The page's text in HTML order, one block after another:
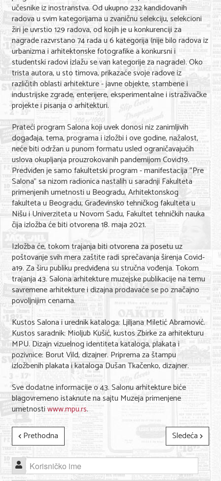
učesnike iz inostranstva. Od ukupno 232 kandidovanih
radova u svim kategorijama u zvaničnu selekciju, selekcioni
žiri je uvrstio 129 radova, od kojih je u konkurenciji za
nagrade razvrstano 74 rada u 6 kategorija (nije bilo radova iz
urbanizma i arhitektonske fotografike a konkursni i
studentski radovi izlažu se van kategorije za nagrade). Oko
trista autora, u sto timova, prikazaće svoje radove iz
različitih oblasti arhitekture - javne objekte, stambene i
industrijske zgrade, enterijere, eksperimentalne i istraživačke
projekte i pisanja o arhitekturi.
Prateći program Salona koji uvek donosi niz zanimljivih
događaja, tema, programa i izložbi i ove godine, nažalost,
neće biti održan u punom formatu usled ograničavajućih
uslova okupljanja prouzrokovanih pandemijom Covid19.
Predviđen je samo fakultetski program - manifestacija “Pre
Salona” sa nizom radionica nastalih u saradnji Fakulteta
primenjenih umetnosti u Beogradu, Arhitektonskog
fakulteta u Beogradu, Građevinsko tehničkog fakulteta u
Nišu i Univerziteta u Novom Sadu, Fakultet tehničkih nauka
čija izložba će biti otvorena 18. maja 2021.
Izložba će, tokom trajanja biti otvorena za posetu uz
poštovanje svih mera zaštite radi sprečavanja širenja Covid-
a19. Za širu publiku predviđena su stručna vođenja. Tokom
trajanja 43. Salona arhitekture muzejske publikacije na temu
savremene arhitekture i dizajna prodavaće se po značajno
povoljnijim cenama.
Kustos Salona i urednik kataloga: Ljiljana Miletić Abramović.
Kustos saradnik: Mioljub Kušić, kustos Zbirke za arhitekturu
MPU. Dizajn vizuelnog identiteta kataloga, plakata i
pozivnice: Borut Vild, dizajner. Priprema za štampu
izložbenih plakata i kataloga Dušan Tkačenko, dizajner.
Sve dodatne informacije o 43. Salonu arhitekture biće
blagovremeno istaknute na sajtu Muzeja primenjene
umetnostiwww.mpu.rs.
Prethodna
Sledeća
Korisničko ime